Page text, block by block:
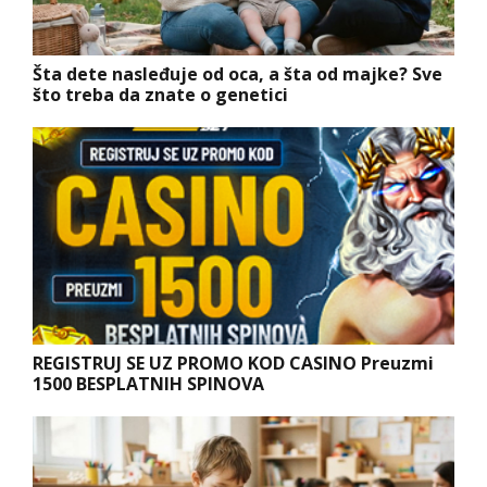
Šta dete nasleđuje od oca, a šta od majke? Sve
što treba da znate o genetici
REGISTRUJ SE UZ PROMO KOD CASINO Preuzmi
1500 BESPLATNIH SPINOVA